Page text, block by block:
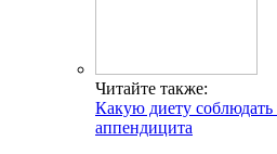
Читайте также:
Какую диету соблюдать
аппендицита